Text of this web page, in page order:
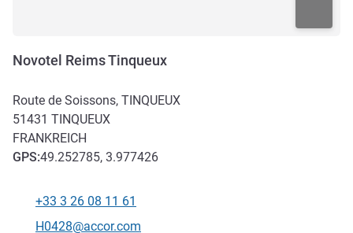
Novotel Reims Tinqueux
Route de Soissons, TINQUEUX
51431 TINQUEUX
FRANKREICH
GPS:49.252785, 3.977426
+33 3 26 08 11 61
Kontakt-E-Mail
H0428@accor.com